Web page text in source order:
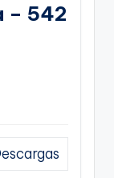
– 542